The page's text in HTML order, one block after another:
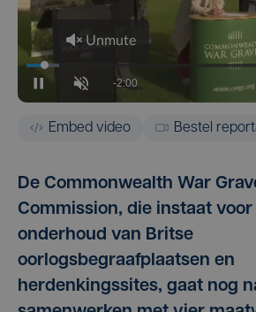
Embed video Bestel
De Commonwealth War
Commission, die instaat
onderhoud van Britse
oorlogsbegraafplaatsen en
herdenkingssites, gaat nog